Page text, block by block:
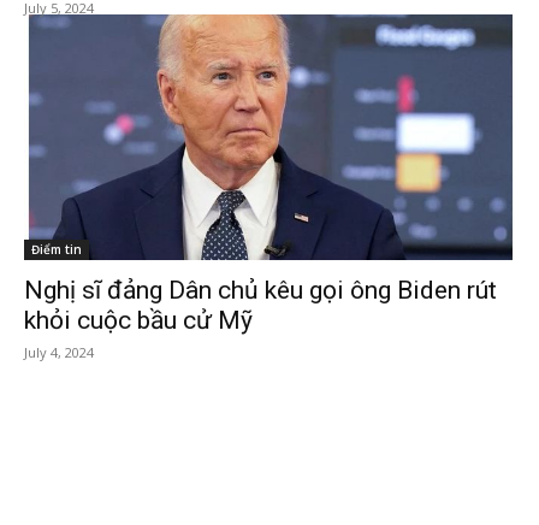
July 5, 2024
Điểm tin
Nghị sĩ đảng Dân chủ kêu gọi ông Biden rút
khỏi cuộc bầu cử Mỹ
July 4, 2024